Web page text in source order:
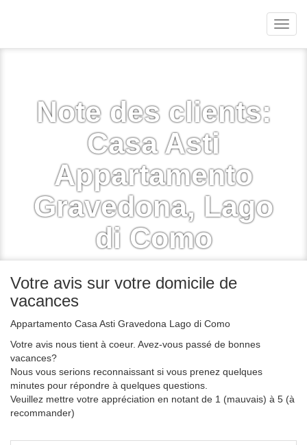
Menu
Note des clients:
Casa Asti
Appartamento
Gravedona, Lago
di Como
Votre avis sur votre domicile de
vacances
Appartamento Casa Asti Gravedona Lago di Como
Votre avis nous tient à coeur. Avez-vous passé de bonnes
vacances?
Nous vous serions reconnaissant si vous prenez quelques
minutes pour répondre à quelques questions.
Veuillez mettre votre appréciation en notant de 1 (mauvais) à 5 (à
recommander)